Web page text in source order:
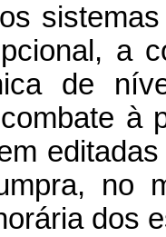
a
de
à
no
dos